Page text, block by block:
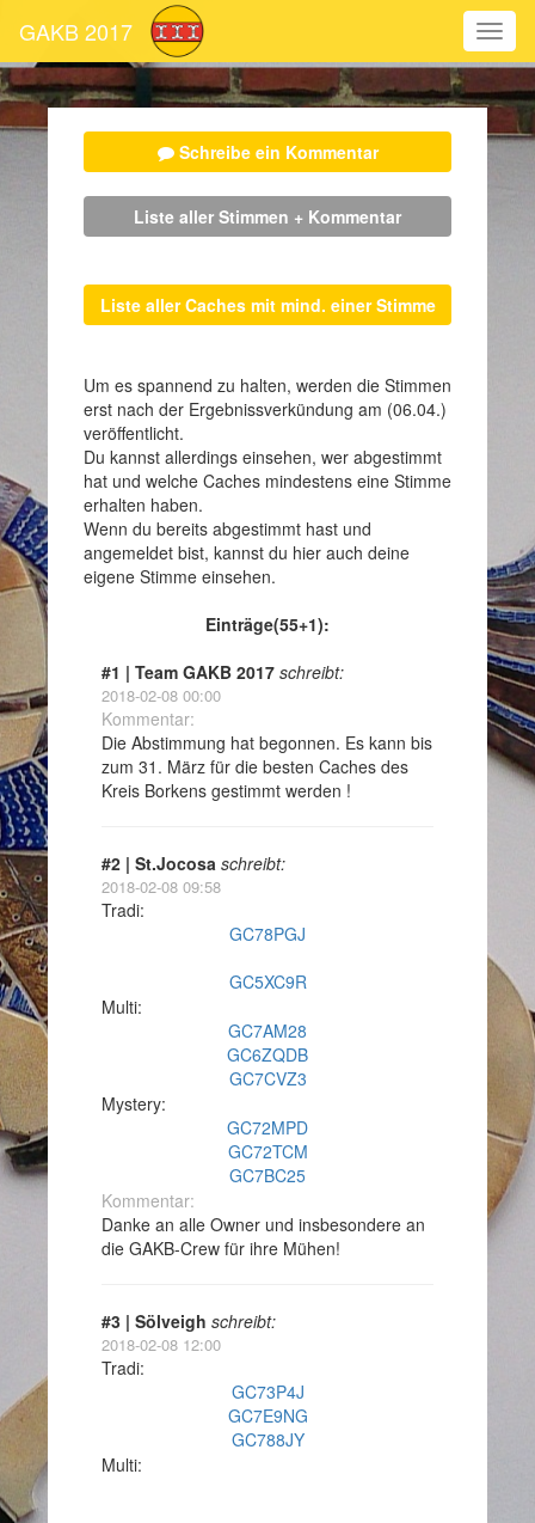
GAKB 2017
Schreibe ein Kommentar
Liste aller Stimmen + Kommentar
Liste aller Caches mit mind. einer Stimme
Um es spannend zu halten, werden die Stimmen
erst nach der Ergebnissverkündung am (06.04.)
veröffentlicht.
Du kannst allerdings einsehen, wer abgestimmt
hat und welche Caches mindestens eine Stimme
erhalten haben.
Wenn du bereits abgestimmt hast und
angemeldet bist, kannst du hier auch deine
eigene Stimme einsehen.
Einträge(55+1):
#1 | Team GAKB 2017 schreibt:
2018-02-08 00:00
Kommentar:
Die Abstimmung hat begonnen. Es kann bis
zum 31. März für die besten Caches des
Kreis Borkens gestimmt werden !
#2 | St.Jocosa schreibt:
2018-02-08 09:58
Tradi:
GC78PGJ
GC5XC9R
Multi:
GC7AM28
GC6ZQDB
GC7CVZ3
Mystery:
GC72MPD
GC72TCM
GC7BC25
Kommentar:
Danke an alle Owner und insbesondere an
die GAKB-Crew für ihre Mühen!
#3 | Sölveigh schreibt:
2018-02-08 12:00
Tradi:
GC73P4J
GC7E9NG
GC788JY
Multi: